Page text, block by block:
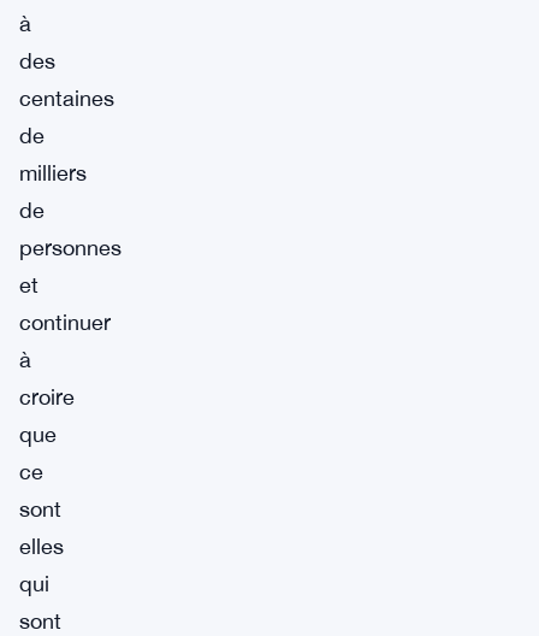
à
des
centaines
de
milliers
de
personnes
et
continuer
à
croire
que
ce
sont
elles
qui
sont